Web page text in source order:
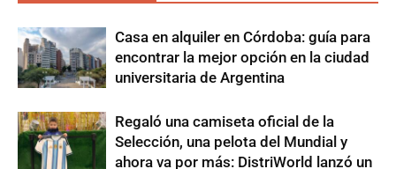
Casa en alquiler en Córdoba: guía para
encontrar la mejor opción en la ciudad
universitaria de Argentina
Regaló una camiseta oficial de la
Selección, una pelota del Mundial y
ahora va por más: DistriWorld lanzó un